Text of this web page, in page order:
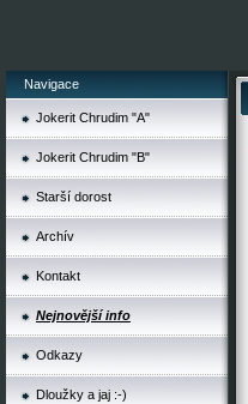
Navigace
Jokerit Chrudim "A"
Jokerit Chrudim "B"
Starší dorost
Archív
Kontakt
Nejnovější info
Odkazy
Dloužky a jaj :-)